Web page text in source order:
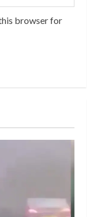
browser for